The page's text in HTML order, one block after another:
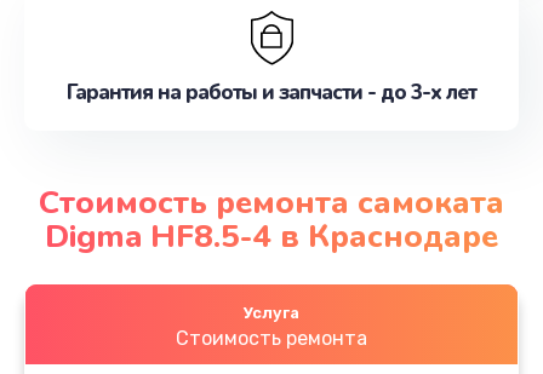
Гарантия на работы и запчасти - до 3-х лет
Стоимость ремонта самоката
Digma HF8.5-4 в Краснодаре
Услуга
Стоимость ремонта